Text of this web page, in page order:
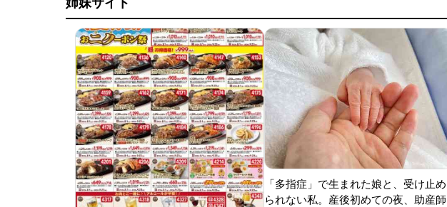
「多指症」で生まれた娘と、受け止め
られない私。産後初めての夜、助産師